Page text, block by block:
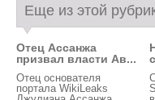
Еще из этой
Отец Ассанжа
призвал власти Ав...
Отец основателя
портала WikiLeaks